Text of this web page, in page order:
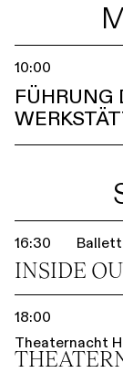
10:00
FÜHRUNG
16:30 Ballett
INSIDE
18:00
Theaternacht